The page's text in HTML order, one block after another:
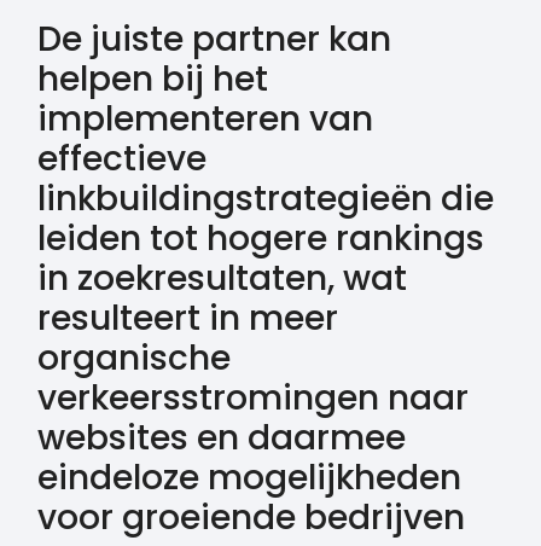
De juiste partner kan
helpen bij het
implementeren van
effectieve
linkbuildingstrategieën die
leiden tot hogere rankings
in zoekresultaten, wat
resulteert in meer
organische
verkeersstromingen naar
websites en daarmee
eindeloze mogelijkheden
voor groeiende bedrijven